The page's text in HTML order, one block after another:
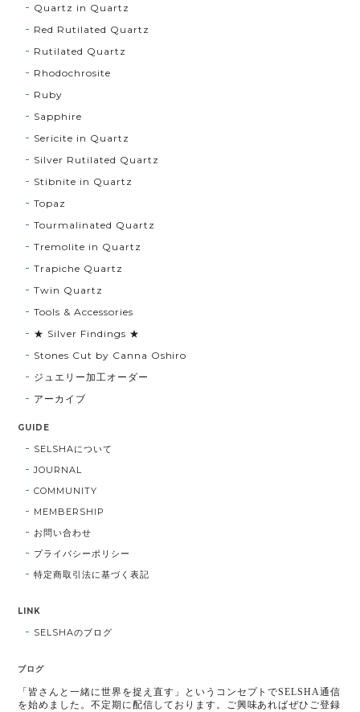
Quartz in Quartz
Red Rutilated Quartz
Rutilated Quartz
Rhodochrosite
Ruby
Sapphire
Sericite in Quartz
Silver Rutilated Quartz
Stibnite in Quartz
Topaz
Tourmalinated Quartz
Tremolite in Quartz
Trapiche Quartz
Twin Quartz
Tools & Accessories
★ Silver Findings ★
Stones Cut by Canna Oshiro
ジュエリー加工オーダー
アーカイブ
GUIDE
SELSHAについて
JOURNAL
COMMUNITY
MEMBERSHIP
お問い合わせ
プライバシーポリシー
特定商取引法に基づく表記
LINK
SELSHAのブログ
ブログ
「皆さんと一緒に世界を捉え直す」というコンセプトでSELSHA通信
を始めました。不定期に配信しております。ご興味あればぜひご登録